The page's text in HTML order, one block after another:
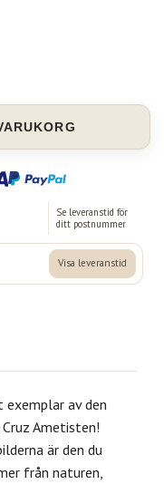
av den
Ametisten!
är den du
från naturen,